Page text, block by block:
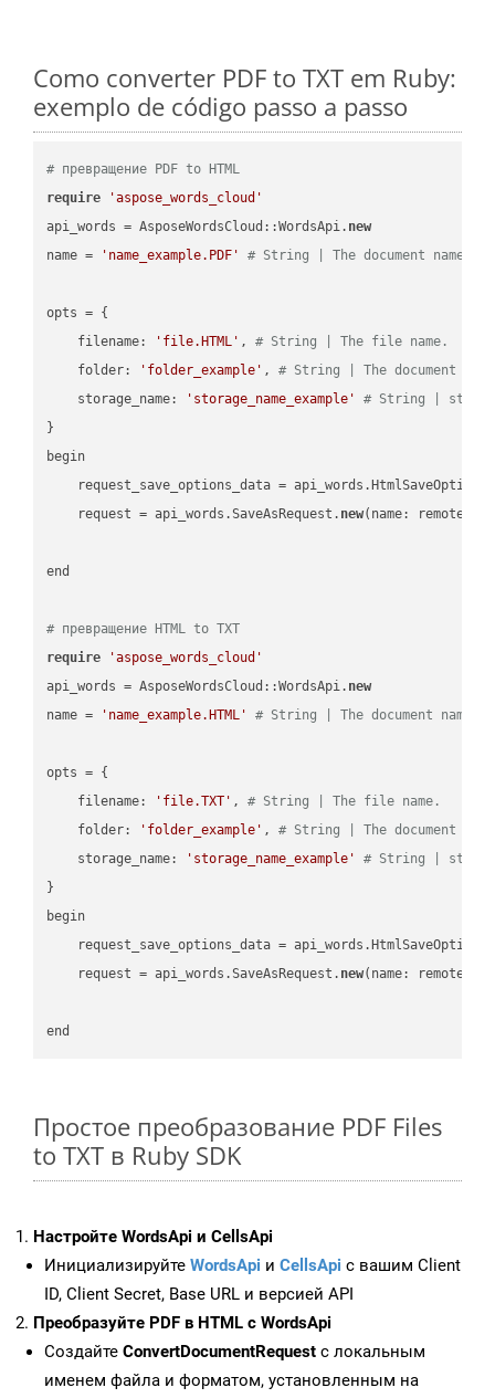
Como converter PDF to TXT em Ruby:
exemplo de código passo a passo
# превращение PDF to HTML
require
'aspose_words_cloud'
api_words = AsposeWordsCloud::WordsApi. new
name =
'name_example.PDF' # String | The document name.
opts = {
    filename:
'file.HTML' , # String | The file name.
    folder:
'folder_example' , # String | The document
    storage_name:
'storage_name_example'
# String |
}
begin
request_save_options_data =
    request = api_words.SaveAsRequest.
new(name:
end
# превращение HTML to TXT
require
'aspose_words_cloud'
api_words = AsposeWordsCloud::WordsApi. new
name =
'name_example.HTML' # String | The document name.
opts = {
    filename:
'file.TXT' , # String | The file name.
    folder:
'folder_example' , # String | The document
    storage_name:
'storage_name_example'
# String |
}
begin
request_save_options_data =
    request = api_words.SaveAsRequest.
new(name:
Простое преобразование PDF Files
to TXT в Ruby SDK
Настройте WordsApi и CellsApi
Инициализируйте WordsApi и CellsApi с вашим Client
ID, Client Secret, Base URL и версией API
Преобразуйте PDF в HTML с WordsApi
Создайте ConvertDocumentRequest с локальным
именем файла и форматом, установленным на